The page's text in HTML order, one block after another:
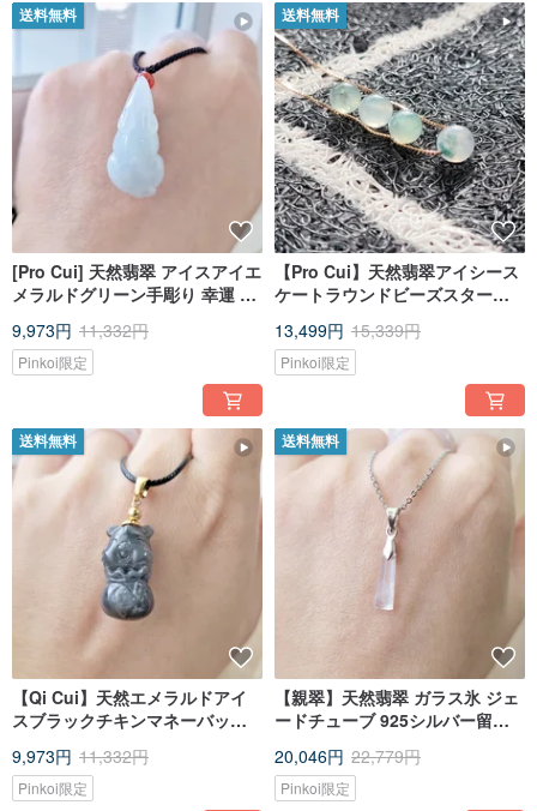
送料無料
[Pro Cui] 天然翡翠 アイスアイエ
メラルドグリーン手彫り 幸運 金
9,973円 11,332円
Pinkoi限定
送料無料
【Pro Cui】天然翡翠アイシース
ケートラウンドビーズスターリ
ーンオプションヌードベルトボ
ールパイ
13,499円 15,339円
Pinkoi限定
送料無料
【Qi Cui】天然エメラルドアイ
スブラックチキンマネーバッグ
虎
9,973円 11,332円
Pinkoi限定
送料無料
【親翠】天然翡翠 ガラス氷 ジェ
ードチューブ 925シルバー留め
20,046円 22,779円
Pinkoi限定